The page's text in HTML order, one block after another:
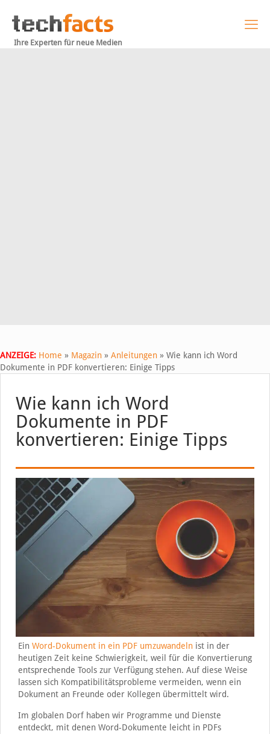
Ihre Experten für neue Medien
ANZEIGE: Home » Magazin » Anleitungen » Wie kann ich Word
Dokumente in PDF konvertieren: Einige Tipps
Wie kann ich Word
Dokumente in PDF
konvertieren: Einige Tipps
Ein Word-Dokument in ein PDF umzuwandelnist in der
heutigen Zeit keine Schwierigkeit, weil für die Konvertierung
entsprechende Tools zur Verfügung stehen. Auf diese Weise
lassen sich Kompatibilitätsprobleme vermeiden, wenn ein
Dokument an Freunde oder Kollegen übermittelt wird.
Im globalen Dorf haben wir Programme und Dienste
entdeckt, mit denen Word-Dokumente leicht in PDFs